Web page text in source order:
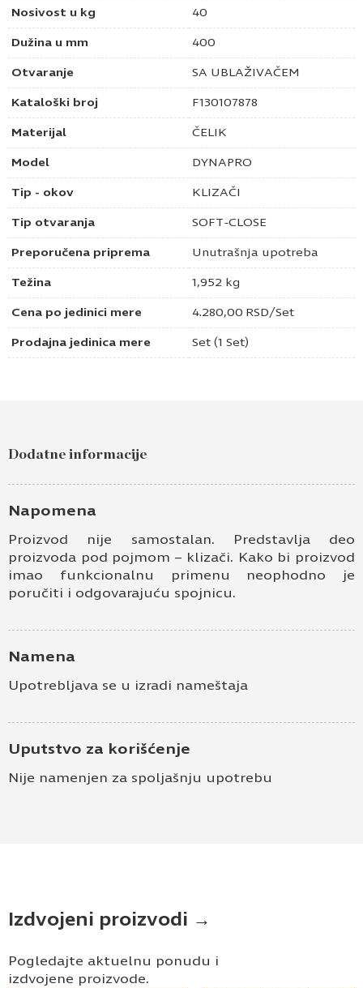
Nosivost u kg 40
Dužina u mm 400
Otvaranje SA UBLAŽIVAČEM
Kataloški broj F130107878
Materijal ČELIK
Model DYNAPRO
Tip - okov KLIZAČI
Tip otvaranja SOFT-CLOSE
Preporučena priprema Unutrašnja upotreba
Težina 1,952 kg
Cena po jedinici mere 4.280,00 RSD/Set
Prodajna jedinica mere Set (1 Set)
Dodatne informacije
Napomena
Proizvod nije samostalan. Predstavlja deo
proizvoda pod pojmom – klizači. Kako bi proizvod
imao funkcionalnu primenu neophodno je
poručiti i odgovarajuću spojnicu.
Namena
Upotrebljava se u izradi nameštaja
Uputstvo za korišćenje
Nije namenjen za spoljašnju upotrebu
Izdvojeni proizvodi →
Pogledajte aktuelnu ponudu i
izdvojene proizvode.